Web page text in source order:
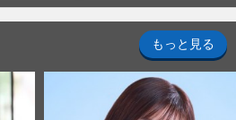
もっと見る